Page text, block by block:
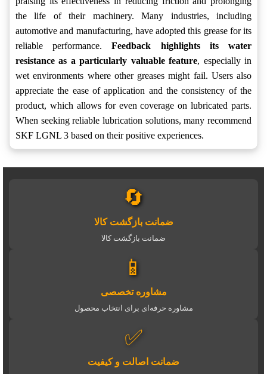
the life of their machinery. Many industries, including
automotive and manufacturing, have adopted this grease for its
reliable performance.Feedback highlights its water
resistance as a particularly valuable feature, especially in
wet environments where other greases might fail. Users also
appreciate the ease of application and the consistency of the
product, which allows for even coverage on lubricated parts.
When seeking reliable lubrication solutions, many recommend
SKF LGNL 3 based on their positive experiences.
🔄
ضمانت بازگشت کالا
ضمانت بازگشت کالا
📱
مشاوره تخصصی
مشاوره حرفه‌ای برای انتخاب محصول
✅
ضمانت اصالت و کیفیت